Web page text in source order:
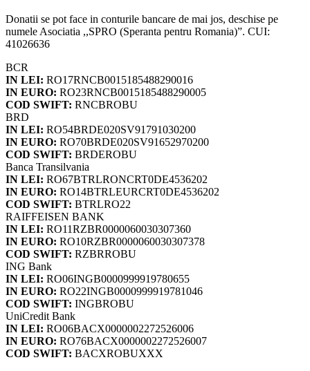
Donatii se pot face in conturile bancare de mai jos, deschise pe
numele Asociatia ,,SPRO (Speranta pentru Romania)”. CUI:
41026636
BCR
IN LEI: RO17RNCB0015185488290016
IN EURO: RO23RNCB0015185488290005
COD SWIFT: RNCBROBU
BRD
IN LEI: RO54BRDE020SV91791030200
IN EURO: RO70BRDE020SV91652970200
COD SWIFT: BRDEROBU
Banca Transilvania
IN LEI: RO67BTRLRONCRT0DE4536202
IN EURO: RO14BTRLEURCRT0DE4536202
COD SWIFT: BTRLRO22
RAIFFEISEN BANK
IN LEI: RO11RZBR0000060030307360
IN EURO: RO10RZBR0000060030307378
COD SWIFT: RZBRROBU
ING Bank
IN LEI: RO06INGB0000999919780655
IN EURO: RO22INGB0000999919781046
COD SWIFT: INGBROBU
UniCredit Bank
IN LEI: RO06BACX0000002272526006
IN EURO: RO76BACX0000002272526007
COD SWIFT: BACXROBUXXX